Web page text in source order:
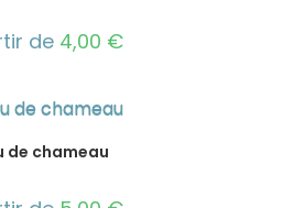
de 4,00 €
de chameau